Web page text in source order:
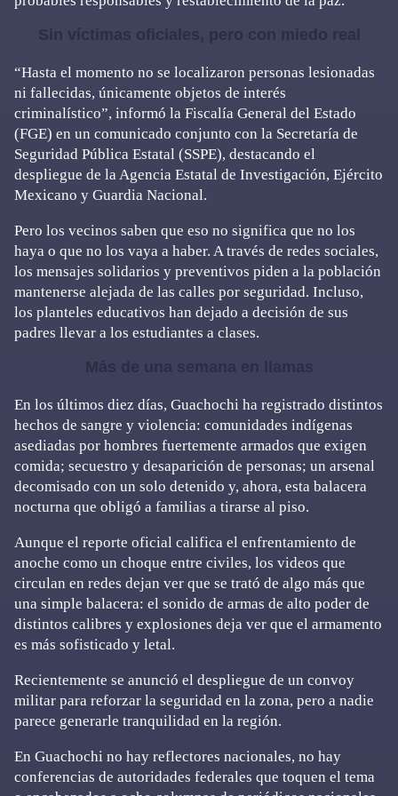
Sin víctimas oficiales, pero con miedo real
“Hasta el momento no se localizaron personas lesionadas
ni fallecidas, únicamente objetos de interés
criminalístico”, informó la Fiscalía General del Estado
(FGE) en un comunicado conjunto con la Secretaría de
Seguridad Pública Estatal (SSPE), destacando el
despliegue de la Agencia Estatal de Investigación, Ejército
Mexicano y Guardia Nacional.
Pero los vecinos saben que eso no significa que no los
haya o que no los vaya a haber. A través de redes sociales,
los mensajes solidarios y preventivos piden a la población
mantenerse alejada de las calles por seguridad. Incluso,
los planteles educativos han dejado a decisión de sus
padres llevar a los estudiantes a clases.
Más de una semana en llamas
En los últimos diez días, Guachochi ha registrado distintos
hechos de sangre y violencia: comunidades indígenas
asediadas por hombres fuertemente armados que exigen
comida; secuestro y desaparición de personas; un arsenal
decomisado con un solo detenido y, ahora, esta balacera
nocturna que obligó a familias a tirarse al piso.
Aunque el reporte oficial califica el enfrentamiento de
anoche como un choque entre civiles, los videos que
circulan en redes dejan ver que se trató de algo más que
una simple balacera: el sonido de armas de alto poder de
distintos calibres y explosiones deja ver que el armamento
es más sofisticado y letal.
Recientemente se anunció el despliegue de un convoy
militar para reforzar la seguridad en la zona, pero a nadie
parece generarle tranquilidad en la región.
En Guachochi no hay reflectores nacionales, no hay
conferencias de autoridades federales que toquen el tema